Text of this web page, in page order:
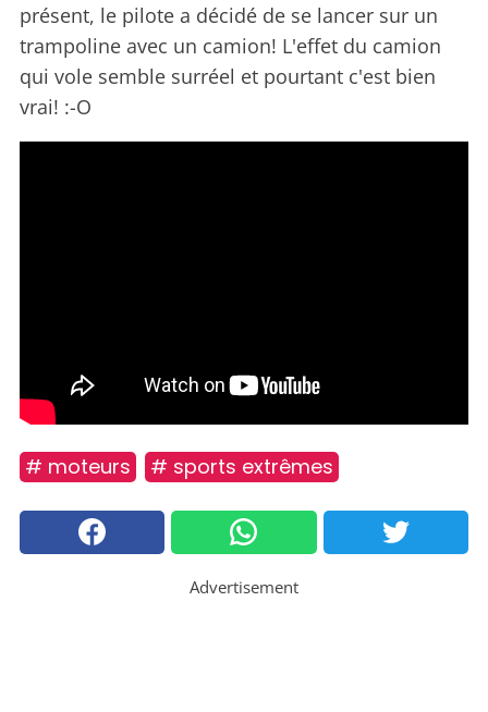
présent, le pilote a décidé de se lancer sur un
trampoline avec un camion! L'effet du camion
qui vole semble surréel et pourtant c'est bien
vrai! :-O
# moteurs # sports extrêmes
Advertisement